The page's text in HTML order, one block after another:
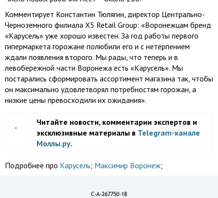
Комментирует Константин Тюлягин, директор Центрально-
Черноземного филиала X5 Retail Group: «Воронежцам бренд
«Карусель» уже хорошо известен. За год работы первого
гипермаркета горожане полюбили его и с нетерпением
ждали появления второго. Мы рады, что теперь и в
левобережной части Воронежа есть «Карусель». Мы
постарались сформировать ассортимент магазина так, чтобы
он максимально удовлетворял потребностям горожан, а
низкие цены превосходили их ожидания».
Читайте новости, комментарии экспертов и
эксклюзивные материалы в Telegram-канале
Моллы.ру.
Подробнее про Карусель; Максимир Воронеж;
C-A-267750-18